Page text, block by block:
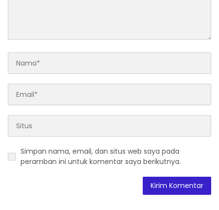
Simpan nama, email, dan situs web saya pada
peramban ini untuk komentar saya berikutnya.